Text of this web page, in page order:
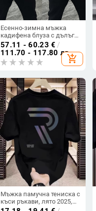
Есенно-зимна мъжка
кадифена блуза с дълъг
ръкав, кристали и златист
ефект, тъмна флорална
шарка
57.11 - 60.23 € /
111.70 - 117.80 лв
add_shopping_cart
Мъжка памучна тениска с
къси ръкави, лято 2025,
американски ретро стил,